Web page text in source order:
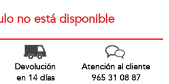
no está disponible
Devolución
en 14 días
Atención al cliente
965 31 08 87